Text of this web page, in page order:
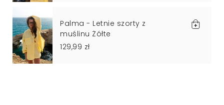
Palma - Letnie szorty z
muślinu Żółte
129,99 zł